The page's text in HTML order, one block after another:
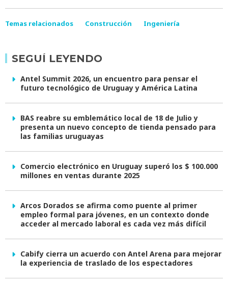
Temas relacionados Construcción Ingeniería
SEGUÍ LEYENDO
Antel Summit 2026, un encuentro para pensar el
futuro tecnológico de Uruguay y América Latina
BAS reabre su emblemático local de 18 de Julio y
presenta un nuevo concepto de tienda pensado para
las familias uruguayas
Comercio electrónico en Uruguay superó los $ 100.000
millones en ventas durante 2025
Arcos Dorados se afirma como puente al primer
empleo formal para jóvenes, en un contexto donde
acceder al mercado laboral es cada vez más difícil
Cabify cierra un acuerdo con Antel Arena para mejorar
la experiencia de traslado de los espectadores